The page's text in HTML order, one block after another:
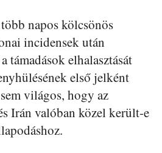
napos kölcsönös
incidensek után
támadások elhalasztását
első jelként
világos, hogy az
Irán valóban közel került-e